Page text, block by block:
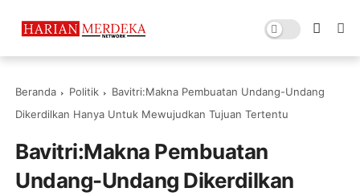
Beranda Politik
Bavitri:Makna Pembuatan Undang-Undang
Dikerdilkan Hanya Untuk Mewujudkan Tujuan Tertentu
Bavitri:Makna Pembuatan
Undang-Undang Dikerdilkan